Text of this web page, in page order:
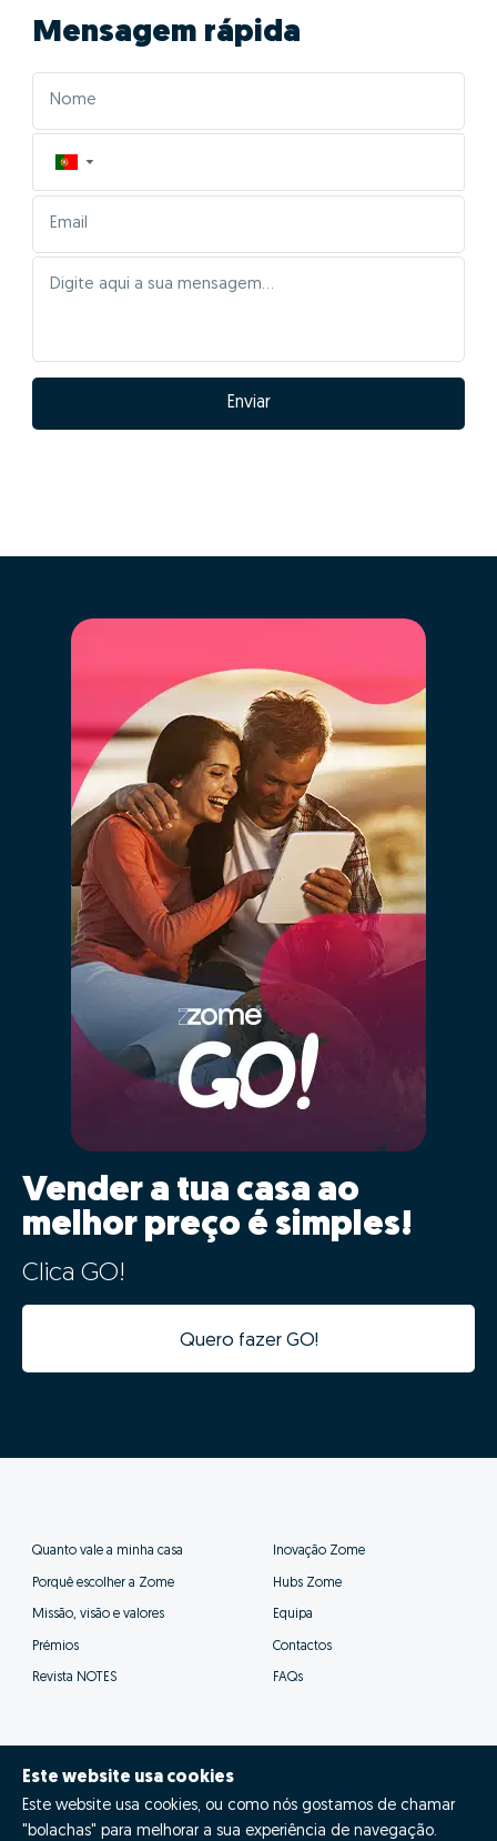
de fazer GO! com
Pedro Cosme?
As características da tua casa serão inseridas
de dados imobiliários de Portugal, cruzando a
informação de mais de 2,5 milhões de imóveis
registados, que estão ou estiveram recentemente no
mercado e histórico anterior de vendas.
Ao clicar “GO” estarás a usufruir em simultâneo
da mais moderna tecnologia de big data,
inteligência artificial e o conhecimento de
mercado dos nossos consultores especializados,
de forma simples.
Ao definir o valor correto do teu imóvel estás a
garantir que este vai "competir" com os imóveis
semelhantes e ficará na gama de valores correta nos
diversos portais imobiliários. Definir um valor
demasiado alto fará com que o teu imóvel esteja a
"concorrer" com imóveis com outras características e
de outro posicionamento, prejudicando assim as
probabilidades de venda.
02 - Digitalização e
aceleração do processo de
venda
Os dados da tua casa ficarão automaticamente
integrados com a nossa plataforma de gestão de
mercado fiável num tempo recorde, a informatização
agilizando o processo.
Assim os nossos consultores poderão prestar-te
um acompanhamento muito mais próximo e eficaz,
além de se poderem focar nas tarefas
fundamentais para a venda bem sucedida da tua
Este website usa cookies
Este website usa cookies, ou como nós gostamos de chamar
"bolachas" para melhorar a sua experiência de navegação.